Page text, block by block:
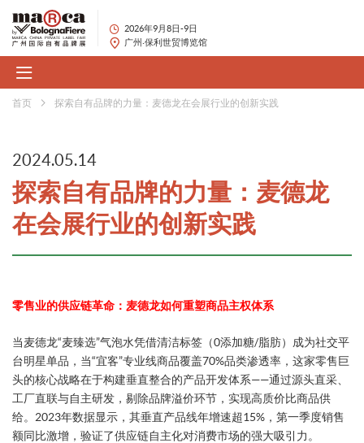
2026年9月8日-9日
广州·保利世贸博览馆
首页 探索自有品牌的力量：麦德龙在会展行业的创新实践
2024.05.14
探索自有品牌的力量：麦德龙
在会展行业的创新实践
零售业的供应链革命：麦德龙如何重塑商品主权体系​
当麦德龙“麦臻选”气泡水凭借清洁标签​（0添加糖/脂肪）成为社交平
台明星单品，当“宜客”专业线商品覆盖70%品类渗透率，这家零售巨
头的核心战略在于构建垂直整合的产品开发体系——通过源头直采、
工厂直联与自主研发，剔除品牌溢价环节，实现高质价比商品供
给。2023年数据显示，其垂直产品线年增速超15%，第一季度销售
额同比激增，验证了供应链自主化对消费市场的强大吸引力。